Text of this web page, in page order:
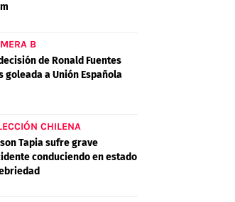
B
de Ronald Fuentes
goleada a Unión Española
CHILENA
Tapia sufre grave
conduciendo en estado